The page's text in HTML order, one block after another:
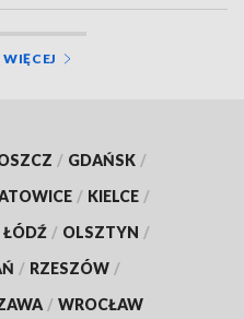
/ GDAŃSK /
/ KIELCE /
ŁÓDŹ / OLSZTYN /
/ RZESZÓW /
/ WROCŁAW